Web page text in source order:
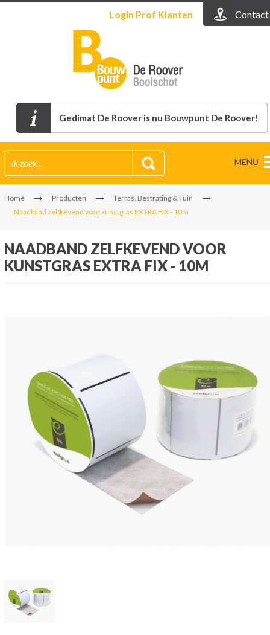
Login Prof Klanten Contact
Gedimat De Roover is nu Bouwpunt De Roover!
MENU
Home Producten
Terras, Bestrating & Tuin
Naadband zelfkevend voor kunstgras EXTRA FIX - 10m
NAADBAND ZELFKEVEND VOOR
KUNSTGRAS EXTRA FIX - 10M